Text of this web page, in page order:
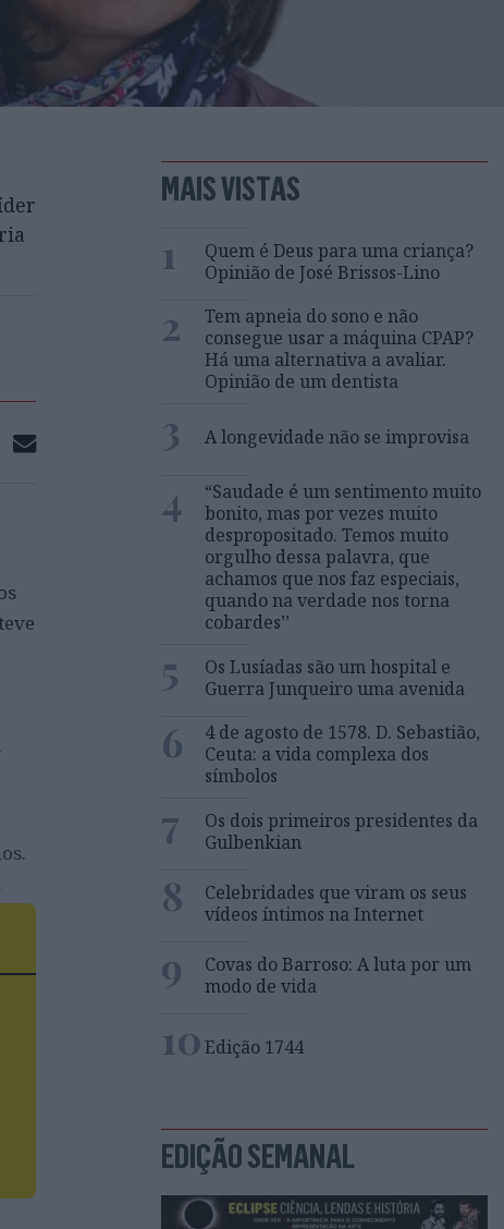
e
MAIS VISTAS
1
Quem é Deus para uma criança?
Opinião de José Brissos-Lino
2
Tem apneia do sono e não
consegue usar a máquina CPAP?
Há uma alternativa a avaliar.
Opinião de um dentista
3 A longevidade não se improvisa
4
“Saudade é um sentimento muito
bonito, mas por vezes muito
despropositado. Temos muito
orgulho dessa palavra, que
achamos que nos faz especiais,
quando na verdade nos torna
cobardes’’
5
Os Lusíadas são um hospital e
Guerra Junqueiro uma avenida
6
4 de agosto de 1578. D. Sebastião,
Ceuta: a vida complexa dos
símbolos
7
Os dois primeiros presidentes da
Gulbenkian
8
Celebridades que viram os seus
vídeos íntimos na Internet
9
Covas do Barroso: A luta por um
modo de vida
10Edição 1744
EDIÇÃO SEMANAL